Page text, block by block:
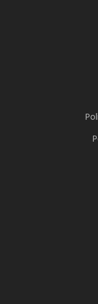
66-
przystań
Młoda,